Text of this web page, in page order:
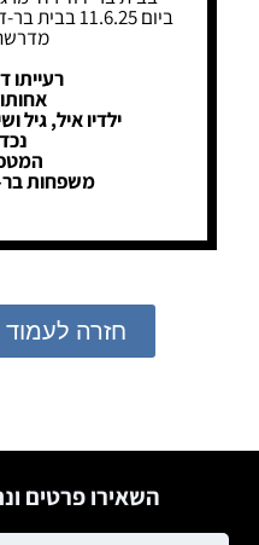
ביום 11.6.25 בבית בר-דוד מיכאלי, רח' הר צרור 10
מדרשת
רעייתו
ילדיו איל, גיל
משפחות בר-
חזרה
השאירו פרטים